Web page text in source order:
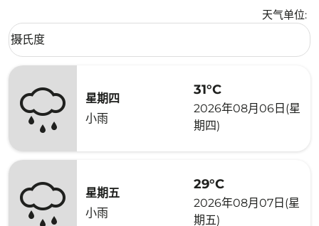
天气单位:
Weather unit option 摄氏度 Selected
摄氏度
keyboard_arrow_down
星期四
小雨
31°C
2026年08月06日(星
期四)
星期五
小雨
29°C
2026年08月07日(星
期五)